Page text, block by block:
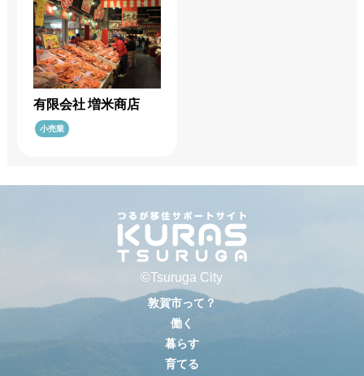
有限会社 増米商店
小売業
©Tsuruga City
敦賀市って？
働く
暮らす
育てる